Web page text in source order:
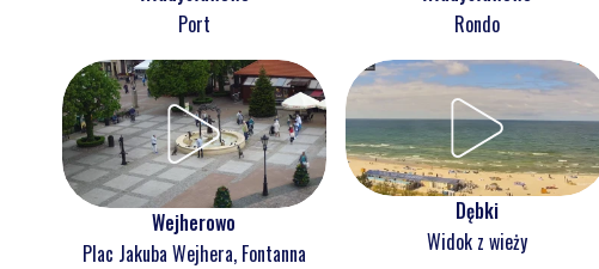
Port
Rondo
Wejherowo
Plac Jakuba Wejhera, Fontanna
Dębki
Widok z wieży